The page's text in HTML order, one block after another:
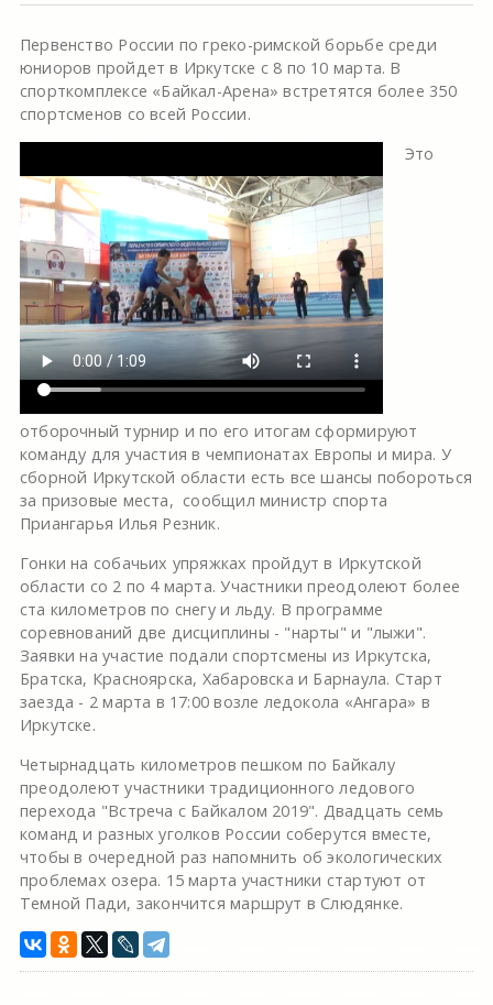
Первенство России по греко-римской борьбе среди
юниоров пройдет в Иркутске с 8 по 10 марта. В
спорткомплексе «Байкал-Арена» встретятся более 350
спортсменов со всей России.
Это
отборочный турнир и по его итогам сформируют
команду для участия в чемпионатах Европы и мира. У
сборной Иркутской области есть все шансы побороться
за призовые места, сообщил министр спорта
Приангарья Илья Резник.
Гонки на собачьих упряжках пройдут в Иркутской
области со 2 по 4 марта. Участники преодолеют более
ста километров по снегу и льду. В программе
соревнований две дисциплины - "нарты" и "лыжи".
Заявки на участие подали спортсмены из Иркутска,
Братска, Красноярска, Хабаровска и Барнаула. Старт
заезда - 2 марта в 17:00 возле ледокола «Ангара» в
Иркутске.
Четырнадцать километров пешком по Байкалу
преодолеют участники традиционного ледового
перехода "Встреча с Байкалом 2019". Двадцать семь
команд и разных уголков России соберутся вместе,
чтобы в очередной раз напомнить об экологических
проблемах озера. 15 марта участники стартуют от
Темной Пади, закончится маршрут в Слюдянке.